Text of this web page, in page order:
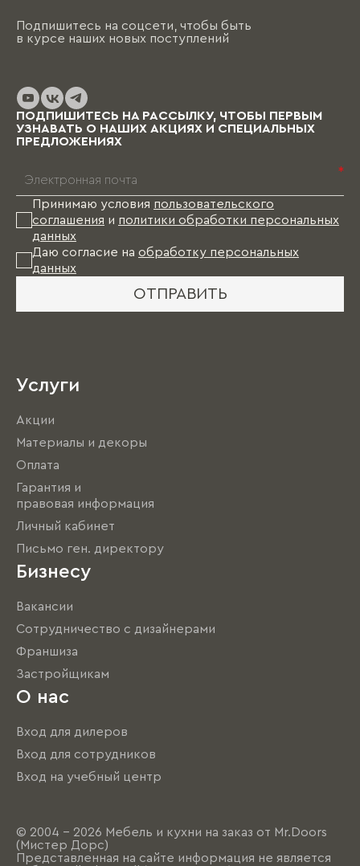
Подпишитесь на соцсети, чтобы быть
в курсе наших новых поступлений
ПОДПИШИТЕСЬ НА РАССЫЛКУ, ЧТОБЫ ПЕРВЫМ
УЗНАВАТЬ О НАШИХ АКЦИЯХ И СПЕЦИАЛЬНЫХ
ПРЕДЛОЖЕНИЯХ
*
Принимаю условия пользовательского
соглашения и политики обработки персональных
данных
Даю согласие на обработку персональных
данных
ОТПРАВИТЬ
Услуги
Акции
Материалы и декоры
Оплата
Гарантия и
правовая информация
Личный кабинет
Письмо ген. директору
Бизнесу
Вакансии
Сотрудничество с дизайнерами
Франшиза
Застройщикам
О нас
Вход для дилеров
Вход для сотрудников
Вход на учебный центр
© 2004 - 2026 Мебель и кухни на заказ от Mr.Doors
(Мистер Дорс)
Представленная на сайте информация не является